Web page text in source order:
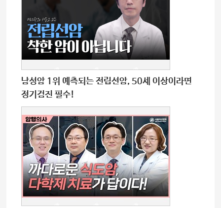
남성암 1위 예측되는 전립선암, 50세 이상이라면
정기검진 필수!